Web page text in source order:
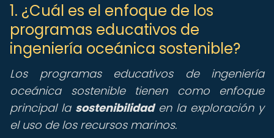
1. ¿Cuál es el enfoque de los
programas educativos de
ingeniería oceánica sostenible?
Los programas educativos de ingeniería
oceánica sostenible tienen como enfoque
principal la sostenibilidaden la exploración y
el uso de los recursos marinos.